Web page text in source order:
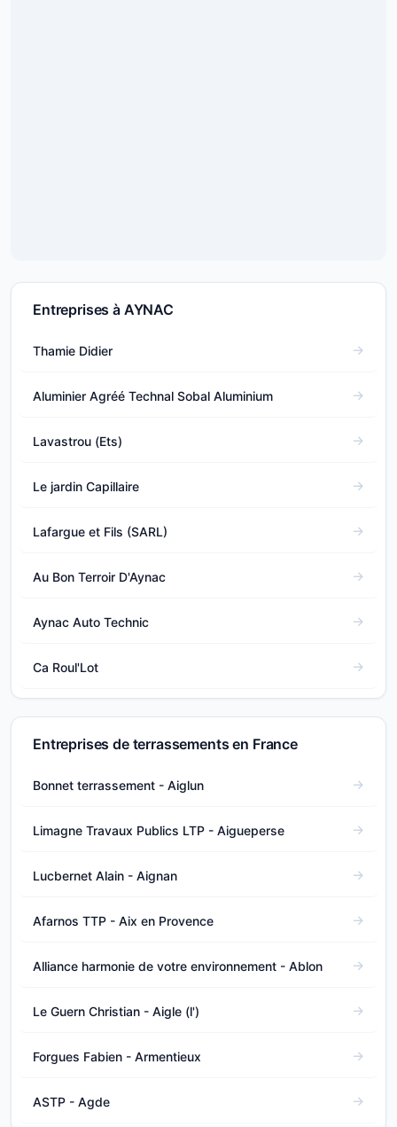
Entreprises à AYNAC
Thamie Didier
Aluminier Agréé Technal Sobal Aluminium
Lavastrou (Ets)
Le jardin Capillaire
Lafargue et Fils (SARL)
Au Bon Terroir D'Aynac
Aynac Auto Technic
Ca Roul'Lot
Entreprises de terrassements en France
Bonnet terrassement - Aiglun
Limagne Travaux Publics LTP - Aigueperse
Lucbernet Alain - Aignan
Afarnos TTP - Aix en Provence
Alliance harmonie de votre environnement - Ablon
Le Guern Christian - Aigle (l')
Forgues Fabien - Armentieux
ASTP - Agde